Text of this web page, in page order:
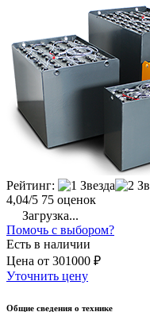
Рейтинг:
4,04/5 75 оценок
Загрузка...
Помочь с выбором?
Есть в наличии
Цена от 301000 ₽
Уточнить цену
Общие сведения о технике